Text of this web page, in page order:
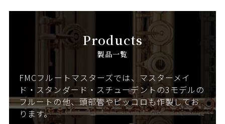
Products
製品一覧
FMCフルートマスターズでは、マスターメイ
ド・スタンダード・スチューデントの3モデルの
フルートの他、頭部管やピッコロも作製してお
ります。